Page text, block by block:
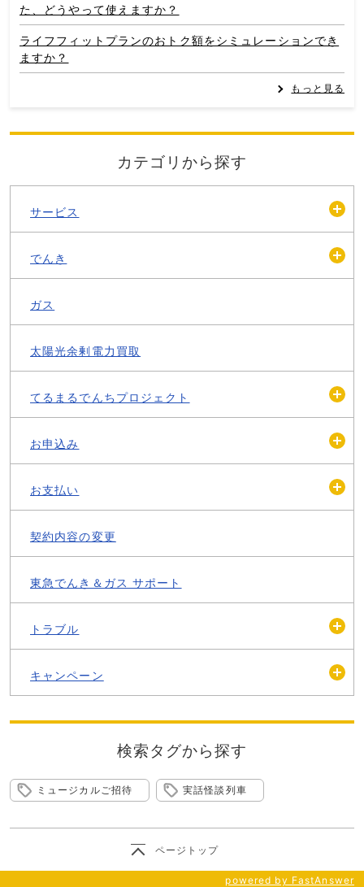
た、どうやって使えますか？
ライフフィットプランのおトク額をシミュレーションでき
ますか？
もっと見る
カテゴリから探す
サービス
でんき
ガス
太陽光余剰電力買取
てるまるでんちプロジェクト
お申込み
お支払い
契約内容の変更
東急でんき＆ガス サポート
トラブル
キャンペーン
検索タグから探す
ミュージカルご招待 実話怪談列車
ページトップ
powered by FastAnswer